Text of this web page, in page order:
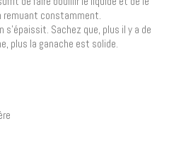
remuant constamment.
Sachez que, plus il y a de
plus la ganache est solide.